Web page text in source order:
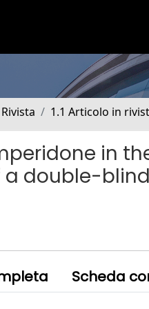
1.1 Articolo in
in
double-
Scheda